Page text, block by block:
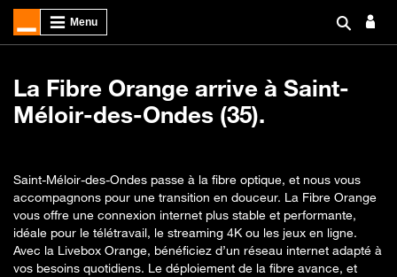
La Fibre Orange arrive à Saint-
Méloir-des-Ondes (35).
Saint-Méloir-des-Ondes passe à la fibre optique, et nous vous
accompagnons pour une transition en douceur. La Fibre Orange
vous offre une connexion internet plus stable et performante,
idéale pour le télétravail, le streaming 4K ou les jeux en ligne.
Avec la Livebox Orange, bénéficiez d’un réseau internet adapté à
vos besoins quotidiens. Le déploiement de la fibre avance, et